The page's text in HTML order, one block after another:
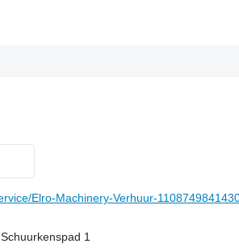
Elro-Machinery-Verhuur-
1